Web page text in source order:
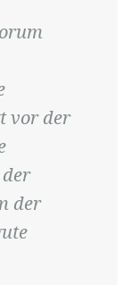
vor der
der